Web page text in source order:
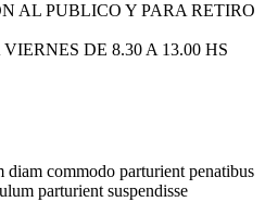
AL PUBLICO Y PARA RETIRO
DE 8.30 A 13.00 HS
diam commodo parturient penatibus
parturient suspendisse